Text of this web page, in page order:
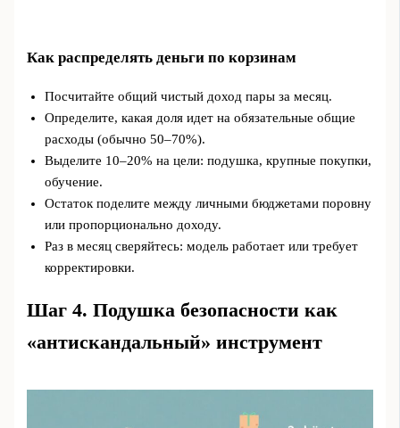
Как распределять деньги по корзинам
Посчитайте общий чистый доход пары за месяц.
Определите, какая доля идет на обязательные общие
расходы (обычно 50–70%).
Выделите 10–20% на цели: подушка, крупные покупки,
обучение.
Остаток поделите между личными бюджетами поровну
или пропорционально доходу.
Раз в месяц сверяйтесь: модель работает или требует
корректировки.
Шаг 4. Подушка безопасности как
«антискандальный» инструмент